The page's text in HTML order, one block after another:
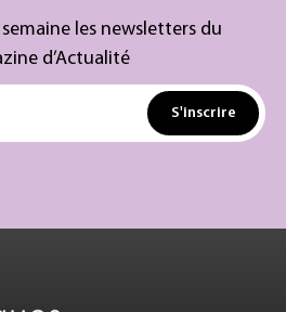
les newsletters du
d’Actualité
S'inscrire